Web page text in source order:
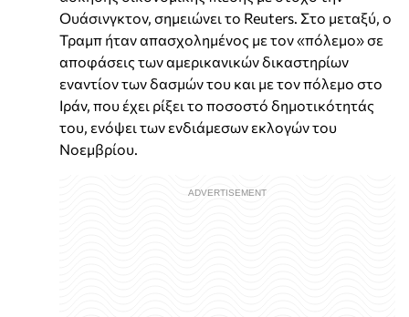
Ουάσινγκτον, σημειώνει το Reuters. Στο μεταξύ, ο
Τραμπ ήταν απασχολημένος με τον «πόλεμο» σε
αποφάσεις των αμερικανικών δικαστηρίων
εναντίον των δασμών του και με τον πόλεμο στο
Ιράν, που έχει ρίξει το ποσοστό δημοτικότητάς
του, ενόψει των ενδιάμεσων εκλογών του
Νοεμβρίου.